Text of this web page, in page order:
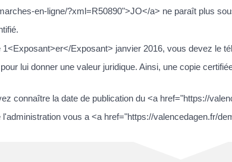
en-ligne/?xml=R50890">JO</a> ne paraît plus
Exposant> janvier 2016, vous devez le
lui donner une valeur juridique. Ainsi, une copie
connaître la date de publication du <a href="https://
vous a <a href="https://valencedagen.fr/